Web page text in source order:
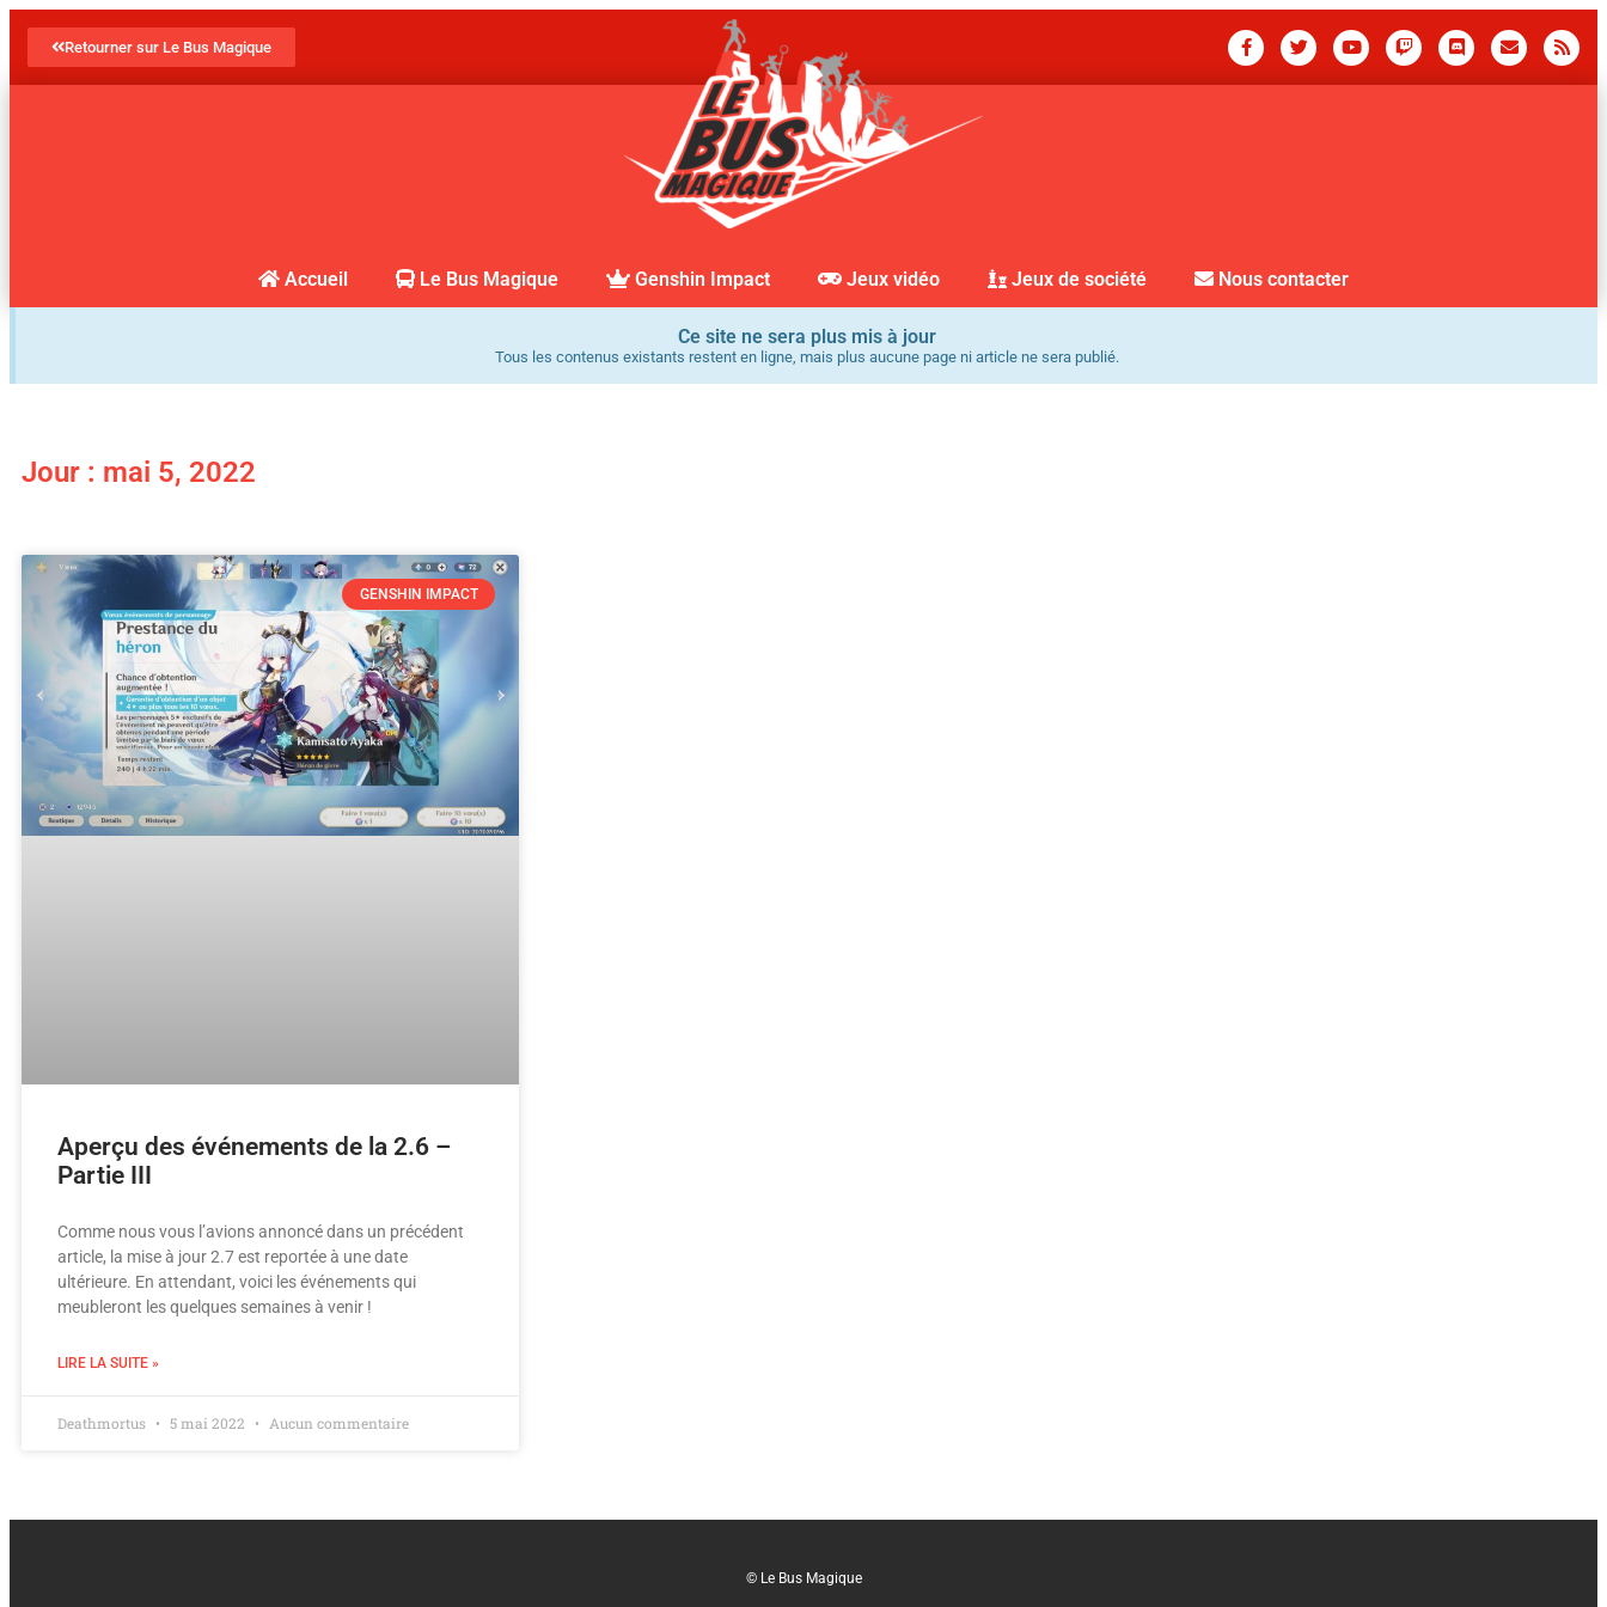
Retourner sur Le Bus Magique
Accueil Le Bus Magique Genshin Impact Jeux vidéo Jeux de société Nous contacter
Ce site ne sera plus mis à jour
Tous les contenus existants restent en ligne, mais plus aucune page ni article ne sera publié.
Jour : mai 5, 2022
GENSHIN IMPACT
Aperçu des événements de la 2.6 –
Partie III
Comme nous vous l’avions annoncé dans un précédent
article, la mise à jour 2.7 est reportée à une date
ultérieure. En attendant, voici les événements qui
meubleront les quelques semaines à venir !
LIRE LA SUITE »
Deathmortus 5 mai 2022 Aucun commentaire
© Le Bus Magique